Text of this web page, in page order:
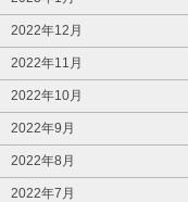
2022年12月
2022年11月
2022年10月
2022年9月
2022年8月
2022年7月